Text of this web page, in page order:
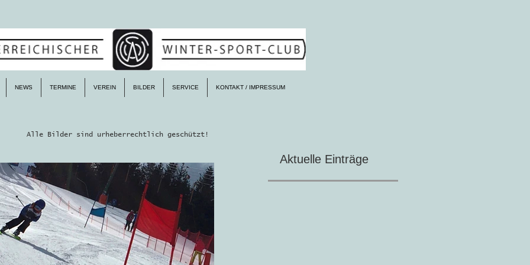
NEWS TERMINE VEREIN BILDER SERVICE KONTAKT / IMPRESSUM
Alle Bilder sind urheberrechtlich geschützt!
Aktuelle Einträge